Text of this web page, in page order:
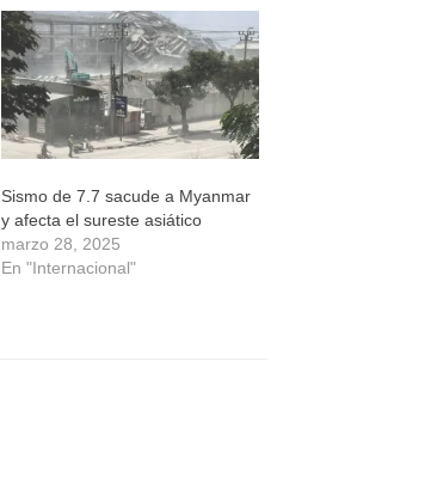
Sismo de 7.7 sacude a Myanmar
y afecta el sureste asiático
marzo 28, 2025
En "Internacional"